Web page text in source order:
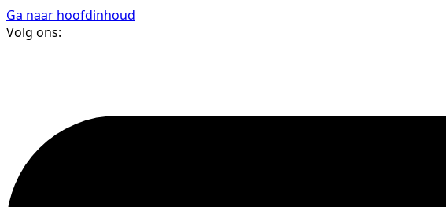
Ga naar hoofdinhoud
Volg ons: